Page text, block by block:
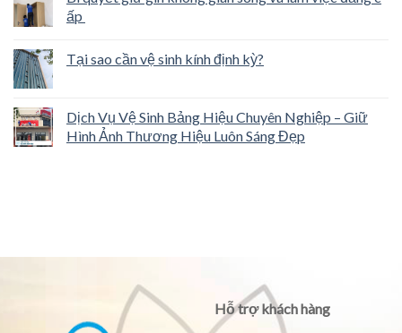
ấp
Tại sao cần vệ sinh kính định kỳ?
Dịch Vụ Vệ Sinh Bảng Hiệu Chuyên Nghiệp – Giữ
Hình Ảnh Thương Hiệu Luôn Sáng Đẹp
Hỗ trợ khách hàng